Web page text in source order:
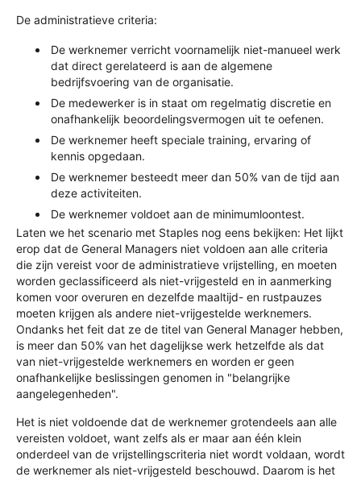
De administratieve criteria:
De werknemer verricht voornamelijk niet-manueel werk
dat direct gerelateerd is aan de algemene
bedrijfsvoering van de organisatie.
De medewerker is in staat om regelmatig discretie en
onafhankelijk beoordelingsvermogen uit te oefenen.
De werknemer heeft speciale training, ervaring of
kennis opgedaan.
De werknemer besteedt meer dan 50% van de tijd aan
deze activiteiten.
De werknemer voldoet aan de minimumloontest.
Laten we het scenario met Staples nog eens bekijken: Het lijkt
erop dat de General Managers niet voldoen aan alle criteria
die zijn vereist voor de administratieve vrijstelling, en moeten
worden geclassificeerd als niet-vrijgesteld en in aanmerking
komen voor overuren en dezelfde maaltijd- en rustpauzes
moeten krijgen als andere niet-vrijgestelde werknemers.
Ondanks het feit dat ze de titel van General Manager hebben,
is meer dan 50% van het dagelijkse werk hetzelfde als dat
van niet-vrijgestelde werknemers en worden er geen
onafhankelijke beslissingen genomen in "belangrijke
aangelegenheden".
Het is niet voldoende dat de werknemer grotendeels aan alle
vereisten voldoet, want zelfs als er maar aan één klein
onderdeel van de vrijstellingscriteria niet wordt voldaan, wordt
de werknemer als niet-vrijgesteld beschouwd. Daarom is het